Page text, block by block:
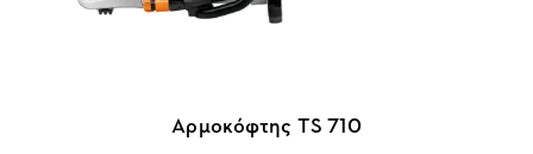
Αρμοκόφτης TS 710